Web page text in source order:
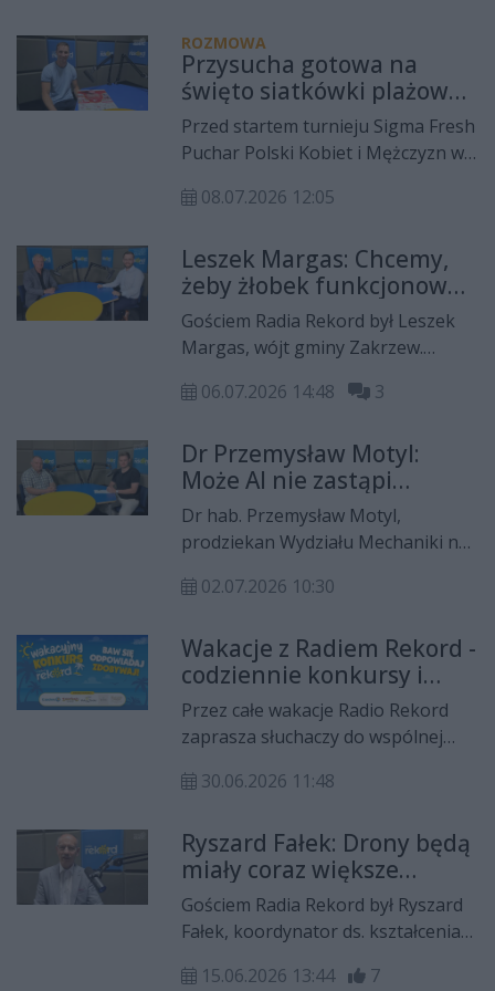
Wystąpią zespoły Pod Strzechą
oraz Nicponie. Dodatkowo
przewidziane są również inne
atrakcje.
ROZMOWA
Przysucha gotowa na
święto siatkówki plażowej.
Piotr Skiba zapowiada 11.
edycję turnieju
Przed startem turnieju Sigma Fresh
Puchar Polski Kobiet i Mężczyzn w
gościem Radia Rekord był
Skiba. W rozmowie opowiedział o
przygotowaniach do jednej z
największych imprez siatkówki
plażowej w Polsce, która odbędzie
się w dniach 10-12 lipca na plaży w
Toporni.
08.07.2026 12:05
Leszek Margas: Chcemy,
żeby żłobek funkcjonował
najlepiej jak można
Gościem Radia Rekord był Leszek
Margas, wójt gminy Zakrzew.
nim m.in. o kończących się
termomodernizacyjnych,
uruchomieniu nowego żłobka i
budowie przedszkola w Janiszewie,
inwestycjach drogowych oraz
planowanym nowym przebiegu
drogi wojewódzkiej nr 740.
06.07.2026 14:48 3
Dr Przemysław Motyl:
Może AI nie zastąpi
człowieka, ale człowiek
korzystający z niej zastąpi
kilku innych
Dr hab. Przemysław Motyl,
prodziekan Wydziału Mechaniki na
Kazimierza Pułaskiego był gościem
02.07.2026 10:30
Wakacje z Radiem Rekord -
codziennie konkursy i
wyjątkowe nagrody!
Przez całe wakacje Radio Rekord
zaprasza słuchaczy do wspólnej
czekać będą konkursy, mnóstwo
30.06.2026 11:48
Ryszard Fałek: Drony będą
miały coraz większe
znaczenie
Gościem Radia Rekord był Ryszard
Fałek, koordynator ds. kształcenia
Krzyżanowski Partners. W
15.06.2026 13:44 7